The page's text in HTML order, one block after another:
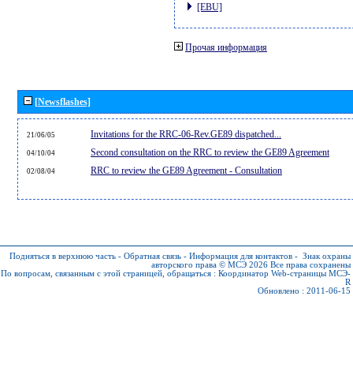
[EBU]
Прочая информация
[Newsflashes]
21/06/05 Invitations for the RRC-06-Rev.GE89 dispatched...
04/10/04 Second consultation on the RRC to review the GE89 Agreement
02/08/04 RRC to review the GE89 Agreement - Consultation
Подняться в верхнюю часть - Обратная связь - Информация для контактов - Знак охраны
авторского права © МСЭ 2026 Все права сохранены
По вопросам, связанным с этой страницей, обращаться : Координатор Web-страницы МСЭ-
R
Обновлено : 2011-06-15